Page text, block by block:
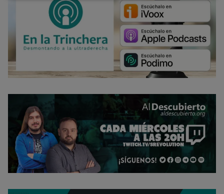
último, puedes leer nuestra Política de cookies.
No dar mi información personal
Aceptar cookies